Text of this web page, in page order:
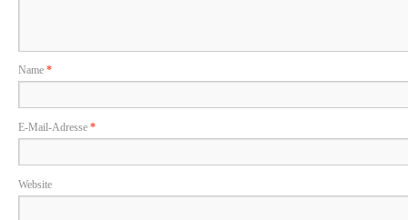
Name *
E-Mail-Adresse *
Website